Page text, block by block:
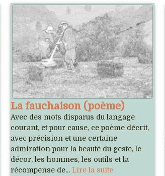
La fauchaison (poème)
Avec des mots disparus du langage
courant, et pour cause, ce poème décrit,
avec précision et une certaine
admiration pour la beauté du geste, le
décor, les hommes, les outils et la
récompense de... Lire la suite